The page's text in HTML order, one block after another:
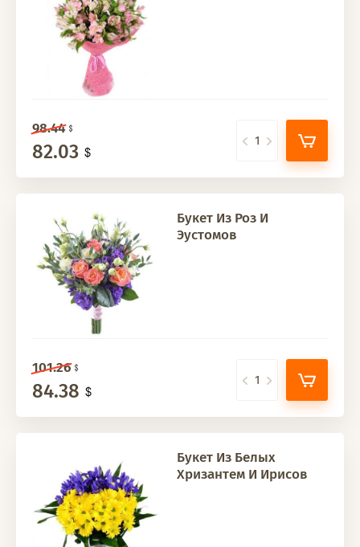
98.44
82.03
Букет Из Роз И
Эустомов
101.26
84.38
Букет Из Белых
Хризантем И Ирисов